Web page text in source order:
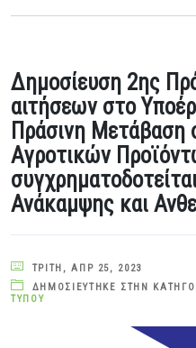
Δημοσίευση 2ης
αιτήσεων στο
Πράσινη Μετάβαση
Αγροτικών
Ανάκαμψης και
ΤΡΊΤΗ, ΑΠΡ 25, 2023
ΔΗΜΟΣΙΕΎΤΗΚΕ ΣΤΗΝ
ΤΎΠΟΥ